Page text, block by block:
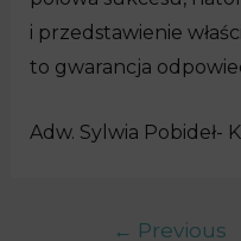
i przedstawienie
to gwarancja
Adw. Sylwia Pobideł-
← Previous